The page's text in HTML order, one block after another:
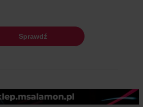
Sprawdź